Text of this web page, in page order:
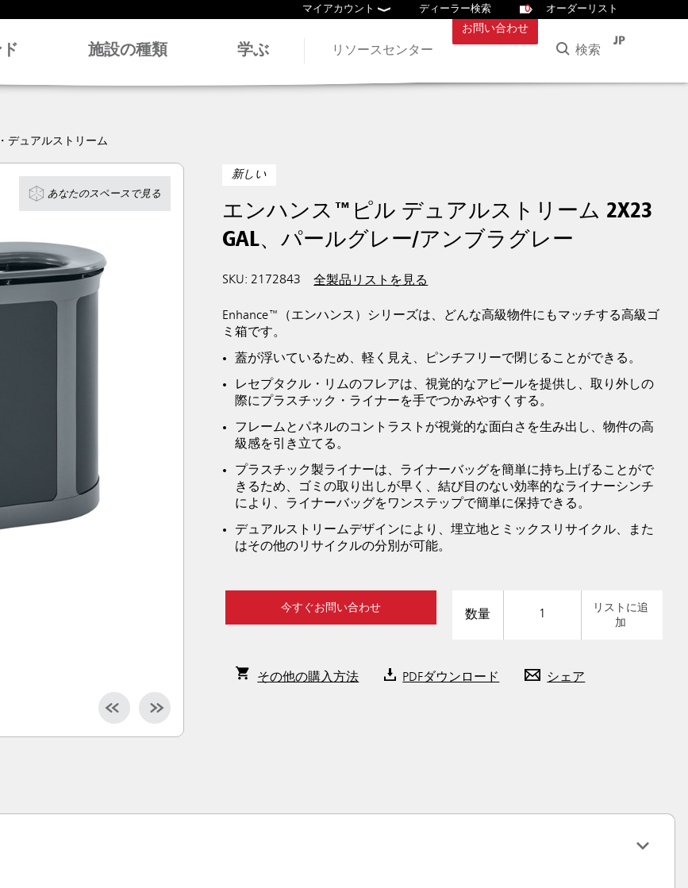
マイアカウント ディーラー検索 0 オーダーリスト
施設の種類 学ぶ リソースセンター
お問い合わせ
検索
JP
デュアルストリーム
あなたのスペースで見る
新しい
エンハンス™ピル デュアルストリーム 2X23
GAL、パールグレー/アンブラグレー
SKU: 2172843 全製品リストを見る
Enhance™（エンハンス）シリーズは、どんな高級物件にもマッチする高級ゴ
ミ箱です。
蓋が浮いているため、軽く見え、ピンチフリーで閉じることができる。
レセプタクル・リムのフレアは、視覚的なアピールを提供し、取り外しの
際にプラスチック・ライナーを手でつかみやすくする。
フレームとパネルのコントラストが視覚的な面白さを生み出し、物件の高
級感を引き立てる。
プラスチック製ライナーは、ライナーバッグを簡単に持ち上げることがで
きるため、ゴミの取り出しが早く、結び目のない効率的なライナーシンチ
により、ライナーバッグをワンステップで簡単に保持できる。
デュアルストリームデザインにより、埋立地とミックスリサイクル、また
はその他のリサイクルの分別が可能。
今すぐお問い合わせ
数量
リストに追
加
その他の購入方法 PDFダウンロード シェア